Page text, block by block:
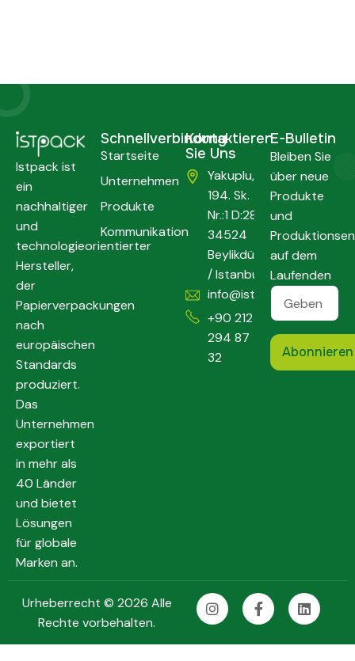
Istpack ist
ein
nachhaltiger
und
technologieorientierter
Hersteller,
der
Papierverpackungen
nach
europäischen
Standards
produziert.
Das
Unternehmen
exportiert
in mehr als
40 Länder
und bietet
Lösungen
für globale
Marken an.
Schnellverbindung
Startseite
Unternehmen
Produkte
Kommunikation
Kontaktieren
Sie Uns
Yakuplu,
194. Sk.
Nr.:1 D:286,
34524
Beylikdüzü
/ Istanbul
info@istpack.com
+90 212
294 87
32
E-Bulletin
Bleiben Sie
über neue
Produkte
und
auf dem
Laufenden
Urheberrecht © 2026 Alle
Rechte vorbehalten.